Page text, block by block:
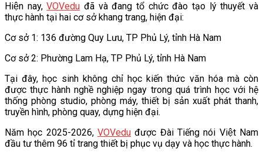
Hiện nay,VOVedu đã và đang tổ chức đào tạo lý thuyết và
thực hành tại hai cơ sở khang trang, hiện đại:
Cơ sở 1: 136 đường Quy Lưu, TP Phủ Lý, tỉnh Hà Nam
Cơ sở 2: Phường Lam Hạ, TP Phủ Lý, tỉnh Hà Nam
Tại đây, học sinh không chỉ học kiến thức văn hóa mà còn
được thực hành nghề nghiệp ngay trong quá trình học với hệ
thống phòng studio, phòng máy, thiết bị sản xuất phát thanh,
truyền hình, phòng quay, dựng hiện đại.
Năm học 2025-2026, VOVedu được Đài Tiếng nói Việt Nam
đầu tư thêm 96 tỉ trang thiết bị phục vụ dạy và học thực hành.